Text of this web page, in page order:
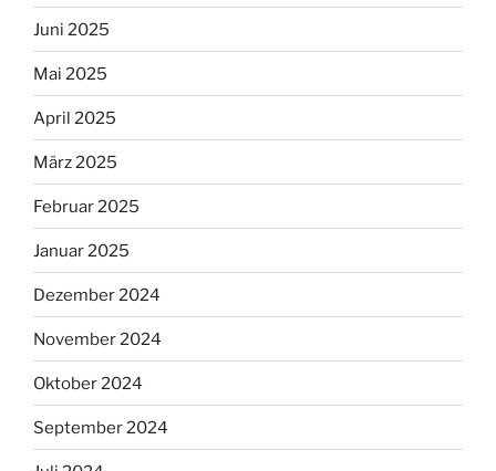
Juni 2025
Mai 2025
April 2025
März 2025
Februar 2025
Januar 2025
Dezember 2024
November 2024
Oktober 2024
September 2024